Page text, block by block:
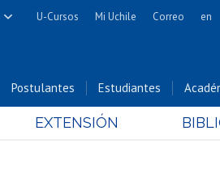
y Matemáticas
Cs.
y Farmacéuticas
Cs.
U-Cursos Mi Uchile Correo en
Postulantes Estudiantes
EXTENSIÓN